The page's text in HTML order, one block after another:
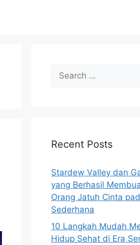
Search
for:
Recent Posts
Stardew Valley dan
yang Berhasil
Orang Jatuh Cinta
Sederhana
10 Langkah Mudah
Hidup Sehat di Era